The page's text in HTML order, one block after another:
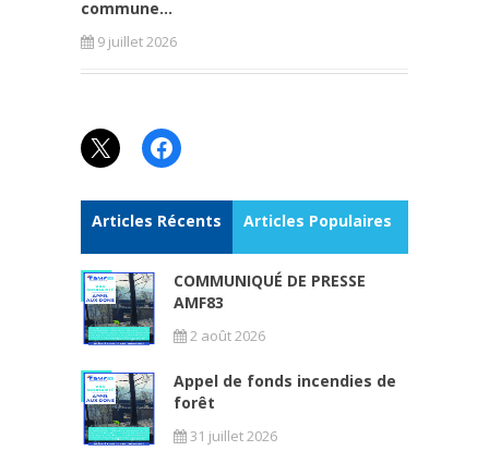
commune...
9 juillet 2026
X Facebook
Articles Récents Articles Populaires
COMMUNIQUÉ DE PRESSE
AMF83
2 août 2026
Appel de fonds incendies de
forêt
31 juillet 2026